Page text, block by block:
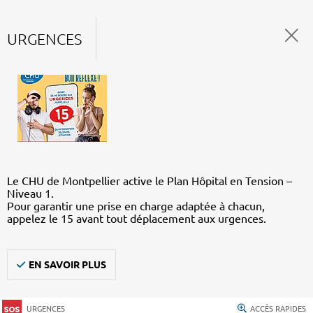
URGENCES
Le CHU de Montpellier active le Plan Hôpital en Tension –
Niveau 1.
Pour garantir une prise en charge adaptée à chacun,
appelez le 15 avant tout déplacement aux urgences.
EN SAVOIR PLUS
URGENCES ACCÈS RAPIDES